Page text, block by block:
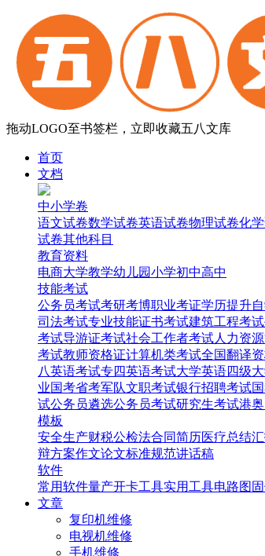
拖动LOGO至书签栏，立即收藏五八文库
首页
文档
中小学卷
语文试卷数学试卷英语试卷物理试卷化
试卷其他科目
教育资料
电商大学教学幼儿园小学初中高中
技能考试
公务员考试考研考博职业考证学历提升
司法考试专业技能证书考试建筑工程考试
考试导游证考试社会工作者考试人力资
考试教师资格证计算机类考试全国翻译
八英语考试专四英语考试大学英语四级
业国考省考军队文职考试银行招聘考试
试公务员遴选公务员考试研究生考试港
模板
安全生产财税公检法合同简历医疗总结
辩方案作文论文标准规范讲话稿
软件
常用软件量产开卡工具实用工具电路图
文章
复印机维修
电视机维修
手机维修